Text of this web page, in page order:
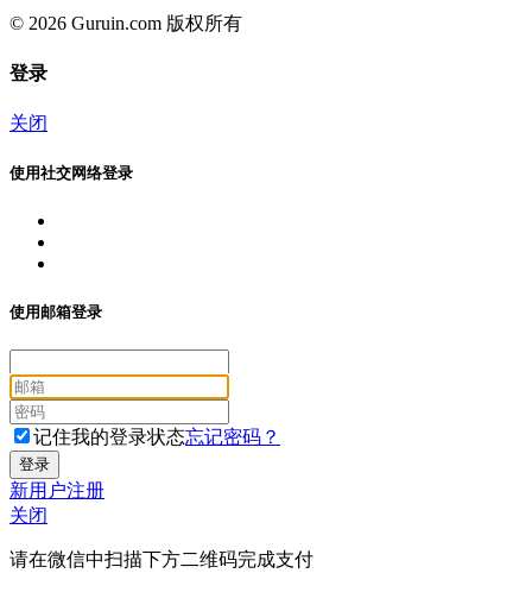
© 2026 Guruin.com 版权所有
登录
关闭
使用社交网络登录
使用邮箱登录
记住我的登录状态忘记密码？
新用户注册
关闭
请在微信中扫描下方二维码完成支付